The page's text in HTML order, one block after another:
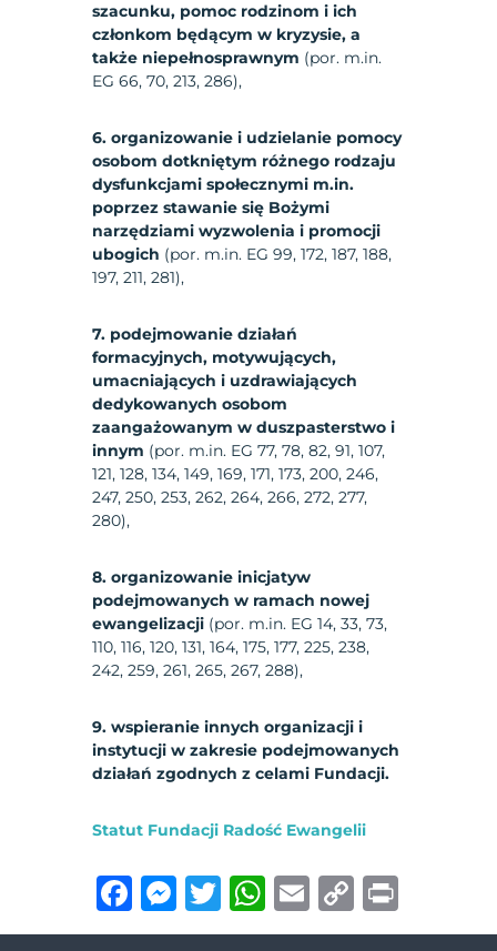
szacunku, pomoc rodzinom i ich
członkom będącym w kryzysie, a
także niepełnosprawnym (por. m.in.
EG 66, 70, 213, 286),
6. organizowanie i udzielanie pomocy
osobom dotkniętym różnego rodzaju
dysfunkcjami społecznymi m.in.
poprzez stawanie się Bożymi
narzędziami wyzwolenia i promocji
ubogich (por. m.in. EG 99, 172, 187, 188,
197, 211, 281),
7. podejmowanie działań
formacyjnych, motywujących,
umacniających i uzdrawiających
dedykowanych osobom
zaangażowanym w duszpasterstwo i
innym (por. m.in. EG 77, 78, 82, 91, 107,
121, 128, 134, 149, 169, 171, 173, 200, 246,
247, 250, 253, 262, 264, 266, 272, 277,
280),
8. organizowanie inicjatyw
podejmowanych w ramach nowej
ewangelizacji (por. m.in. EG 14, 33, 73,
110, 116, 120, 131, 164, 175, 177, 225, 238,
242, 259, 261, 265, 267, 288),
9. wspieranie innych organizacji i
instytucji w zakresie podejmowanych
działań zgodnych z celami Fundacji.
Statut Fundacji Radość Ewangelii
F
a
M
e
T
w
W
h
E
m
C
o ri